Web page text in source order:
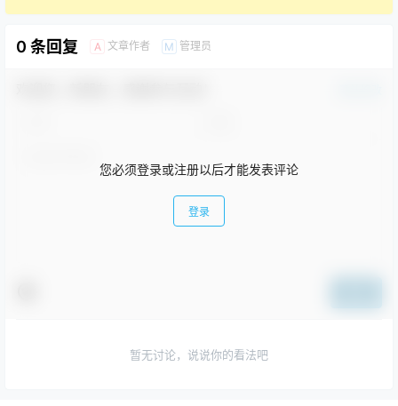
0 条回复 A 文章作者 M 管理员
您必须登录或注册以后才能发表评论
登录
暂无讨论，说说你的看法吧